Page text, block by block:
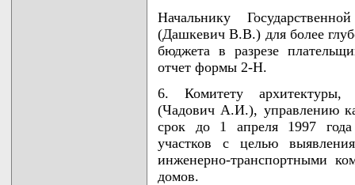
Начальнику
(Дашкевич В.В.) для более
бюджета в разрезе
отчет формы 2-Н.
6. Комитету архитектуры,
(Чадович А.И.), управлению
срок до 1 апреля 1997 года
участков с целью
инженерно-транспортными
домов.